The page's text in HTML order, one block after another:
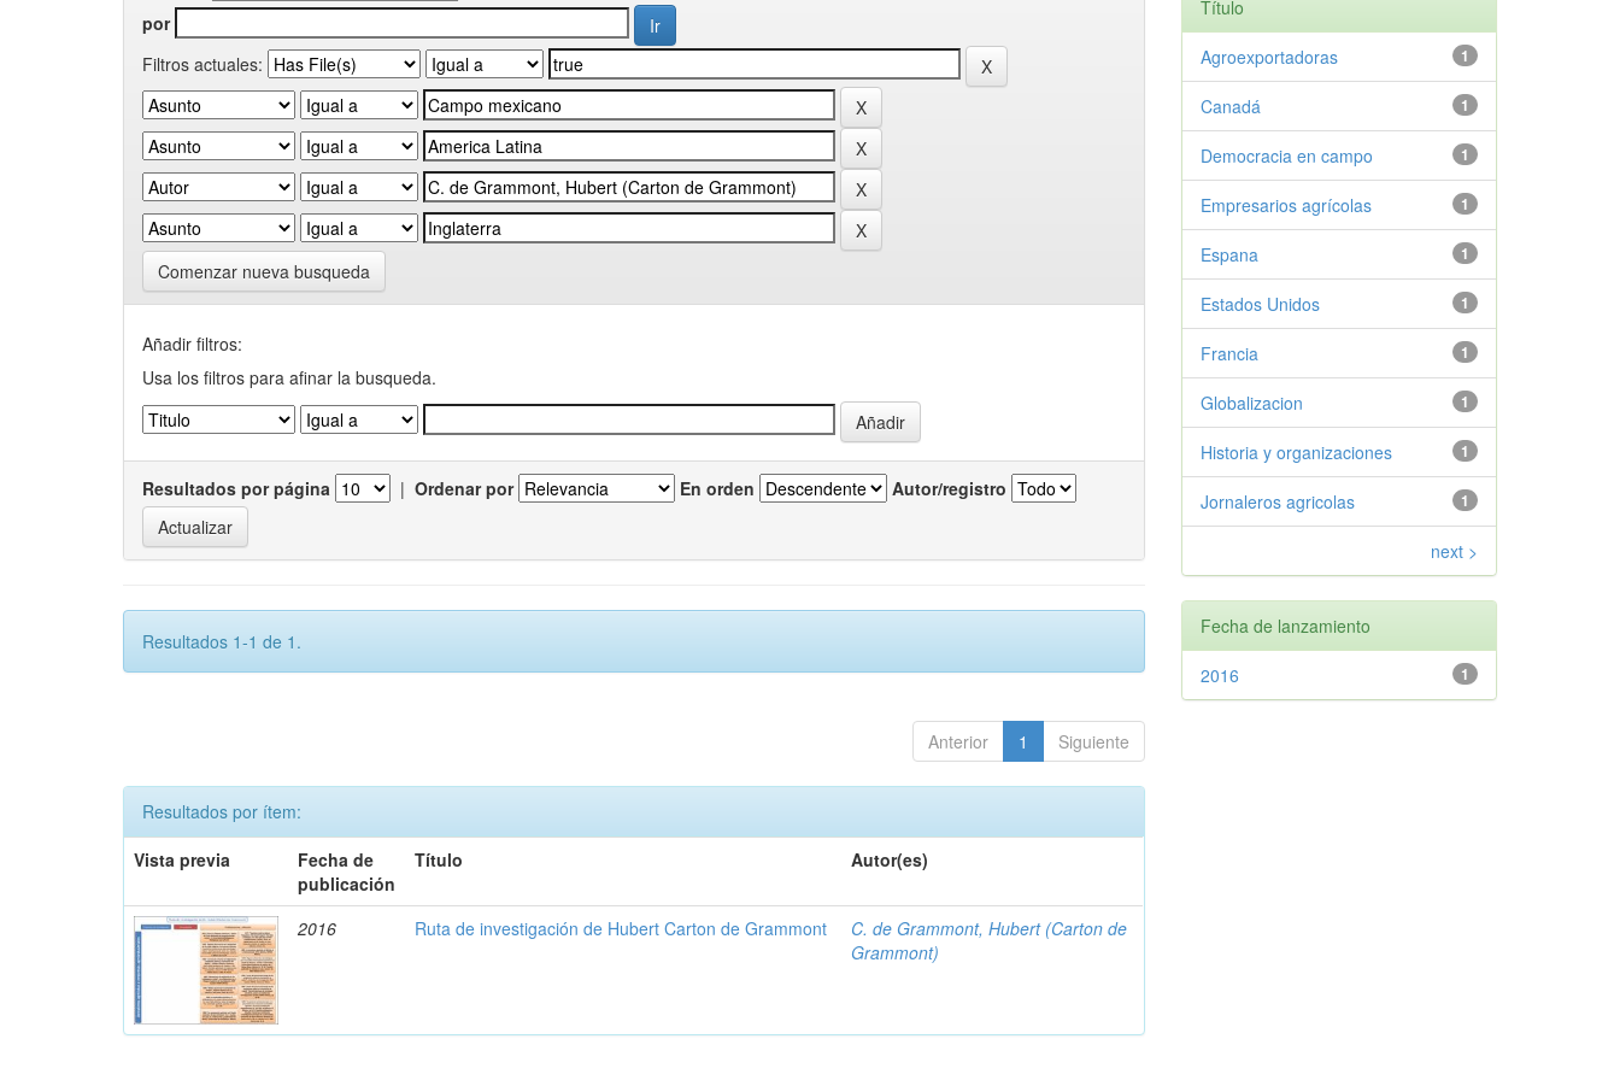
por
Filtros actuales:
Comenzar nueva busqueda
Añadir filtros:
Usa los filtros para afinar la busqueda.
Resultados por página | Ordenar por En orden Autor/registro
Resultados 1-1 de 1.
Anterior 1 Siguiente
Resultados por ítem:
Vista previa
Fecha de
publicación
Título Autor(es)
2016 Ruta de investigación de Hubert Carton de Grammont
C. de Grammont, Hubert (Carton de
Grammont)
Título
1
Agroexportadoras
1
Canadá
1
Democracia en campo
1
Empresarios agrícolas
1
Espana
1
Estados Unidos
1
Francia
1
Globalizacion
1
Historia y organizaciones
1
Jornaleros agricolas
next >
Fecha de lanzamiento
1
2016